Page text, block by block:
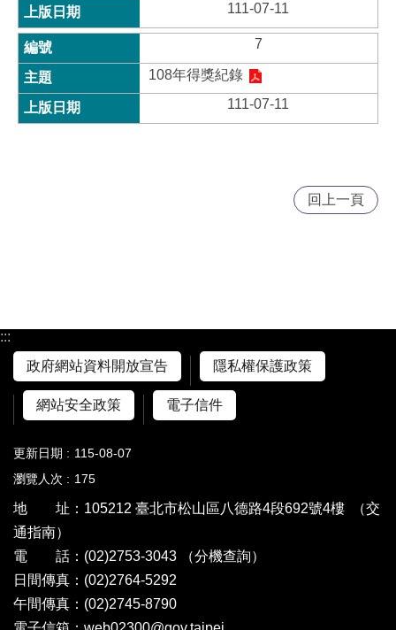
111-07-11
7
108年得獎紀錄
111-07-11
回上一頁
:::
政府網站資料開放宣告
隱私權保護政策
網站安全政策 電子信件
更新日期
115-08-07
瀏覽人次
175
地 址：105212 臺北市松山區八德路4段692號4樓
（交
通指南）
電 話：(02)2753-3043
（分機查詢）
日間傳真：(02)2764-5292
午間傳真：(02)2745-8790